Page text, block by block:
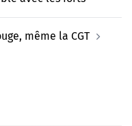
même la CGT